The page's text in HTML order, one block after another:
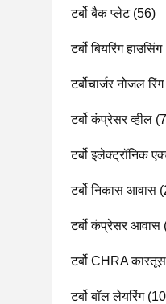
टर्बो बैक प्लेट(56)
टर्बो बियरिंग हाउसिंग
टर्बोचार्जर नोजल रिंग
टर्बो कंप्रेसर व्हील
टर्बो इलेक्ट्रॉनिक
टर्बो निकास आवास
टर्बो कंप्रेसर आवास
टर्बो CHRA कारतूस
टर्बो बॉल लेयरिंग